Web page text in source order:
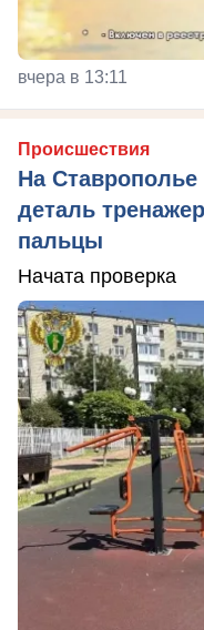
вчера в 13:11
Происшествия
На Ставрополье
деталь
пальцы
Начата проверка